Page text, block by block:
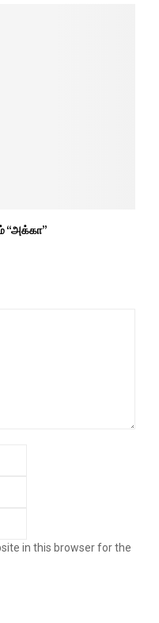
“அக்கா”
in this browser for the